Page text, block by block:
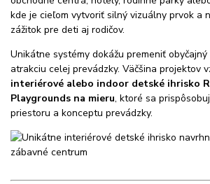
kde je cieľom vytvoriť silný vizuálny prvok a
zážitok pre deti aj rodičov.
Unikátne systémy dokážu premeniť
atrakciu celej prevádzky. Väčšina projektov
interiérové alebo indoor detské ihrisko
Playgrounds na mieru, ktoré sa
priestoru a konceptu prevádzky.